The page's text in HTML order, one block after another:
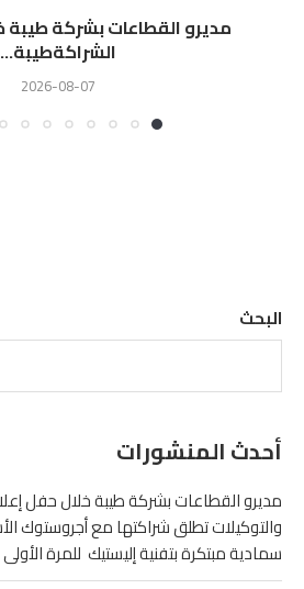
مديرو القطاعات بشركة طيبة
الشراكةطيبة...
2026-08-07
البحث
أحدث المنشورات
مديرو القطاعات بشركة طيبة خلال حفل
سمادية مبتكرة بتفنية إليستيك للمرة